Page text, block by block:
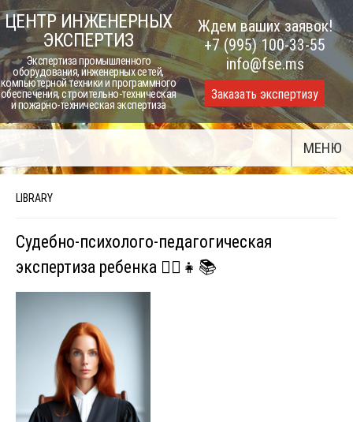
Skip
to
content
ЦЕНТР ИНЖЕНЕРНЫХ
ЭКСПЕРТИЗ
Экспертиза промышленного
оборудования, инженерных сетей,
компьютерной техники и программного
обеспечения, строительно-техническая
и пожарно-техническая экспертиза
Ждем ваших заявок!
+7 (995) 100-33-55
info@fse.ms
Заказать экспертизу
МЕНЮ
LIBRARY
Судебно-психолого-педагогическая
экспертиза ребенка 🧑‍⚖️👧📚